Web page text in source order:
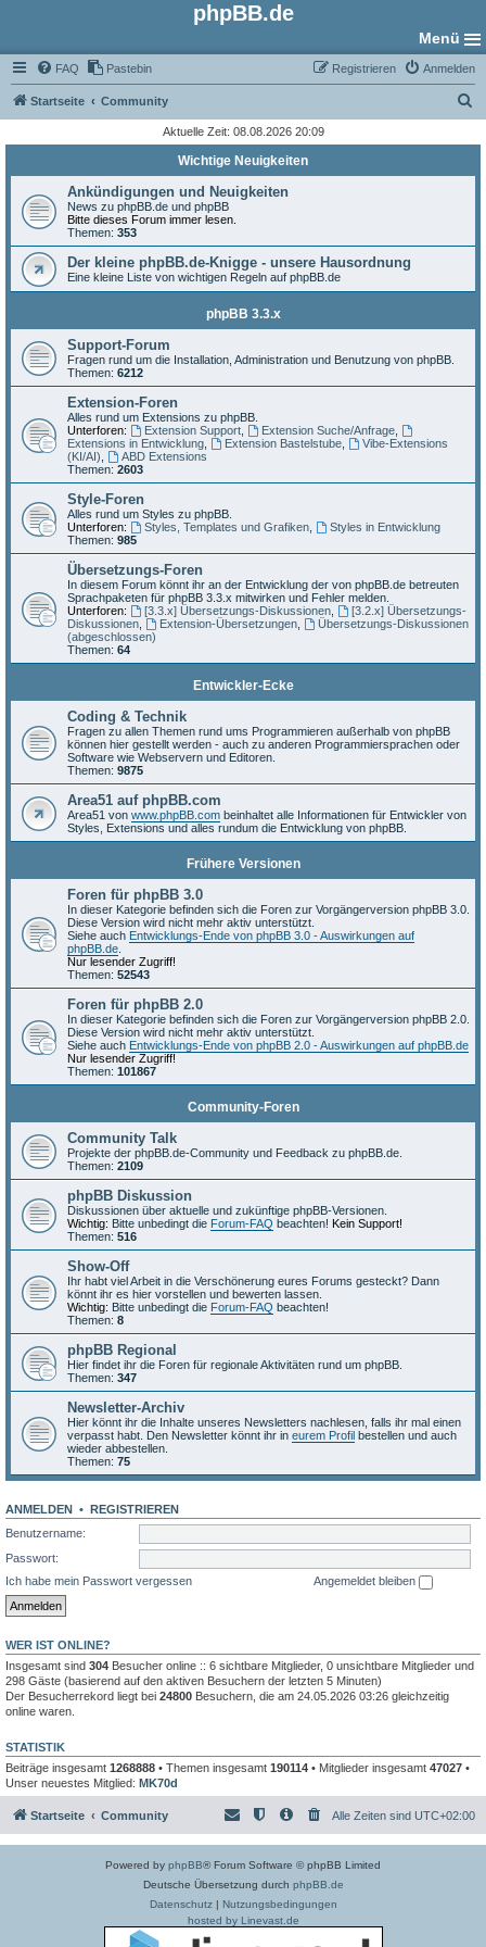
phpBB.de
Menü
FAQ Pastebin Anmelden
Registrieren
Startseite Community
h
Aktuelle Zeit: 08.08.2026 20:09
Wichtige Neuigkeiten
Ankündigungen und Neuigkeiten
News zu phpBB.de und phpBB
Bitte dieses Forum immer lesen.
Themen: 353
Der kleine phpBB.de-Knigge - unsere Hausordnung
Eine kleine Liste von wichtigen Regeln auf phpBB.de
phpBB 3.3.x
Support-Forum
Fragen rund um die Installation, Administration und Benutzung von phpBB.
Themen: 6212
Extension-Foren
Alles rund um Extensions zu phpBB.
Unterforen:
Extension Support, Extension Suche/Anfrage,
Extensions in Entwicklung
Extension Bastelstube,
Vibe-Extensions
(KI/AI)
ABD Extensions
Themen: 2603
Style-Foren
Alles rund um Styles zu phpBB.
Unterforen:
Styles, Templates und Grafiken,
Styles in Entwicklung
Themen: 985
Übersetzungs-Foren
In diesem Forum könnt ihr an der Entwicklung der von phpBB.de betreuten
Sprachpaketen für phpBB 3.3.x mitwirken und Fehler melden.
Unterforen:
[3.3.x] Übersetzungs-Diskussionen,
[3.2.x] Übersetzungs-
Diskussionen
Extension-Übersetzungen,
Übersetzungs-Diskussionen
(abgeschlossen)
Themen: 64
Entwickler-Ecke
Coding & Technik
Fragen zu allen Themen rund ums Programmieren außerhalb von phpBB
können hier gestellt werden - auch zu anderen Programmiersprachen oder
Software wie Webservern und Editoren.
Themen: 9875
Area51 auf phpBB.com
Area51 von www.phpBB.com beinhaltet alle Informationen für Entwickler von
Styles, Extensions und alles rundum die Entwicklung von phpBB.
Frühere Versionen
Foren für phpBB 3.0
In dieser Kategorie befinden sich die Foren zur Vorgängerversion phpBB 3.0.
Diese Version wird nicht mehr aktiv unterstützt.
Siehe auch Entwicklungs-Ende von phpBB 3.0 - Auswirkungen auf
phpBB.de
Nur lesender Zugriff!
Themen: 52543
Foren für phpBB 2.0
In dieser Kategorie befinden sich die Foren zur Vorgängerversion phpBB 2.0.
Diese Version wird nicht mehr aktiv unterstützt.
Siehe auch Entwicklungs-Ende von phpBB 2.0 - Auswirkungen auf phpBB.de
Nur lesender Zugriff!
Themen: 101867
Community-Foren
Community Talk
Projekte der phpBB.de-Community und Feedback zu phpBB.de.
Themen: 2109
phpBB Diskussion
Diskussionen über aktuelle und zukünftige phpBB-Versionen.
Wichtig: Bitte unbedingt die Forum-FAQ beachten! Kein Support!
Themen: 516
Show-Off
Ihr habt viel Arbeit in die Verschönerung eures Forums gesteckt? Dann
könnt ihr es hier vorstellen und bewerten lassen.
Wichtig: Bitte unbedingt die Forum-FAQ beachten!
Themen: 8
phpBB Regional
Hier findet ihr die Foren für regionale Aktivitäten rund um phpBB.
Themen: 347
Newsletter-Archiv
Hier könnt ihr die Inhalte unseres Newsletters nachlesen, falls ihr mal einen
verpasst habt. Den Newsletter könnt ihr in eurem Profil bestellen und auch
wieder abbestellen.
Themen: 75
ANMELDEN • REGISTRIEREN
Benutzername:
Passwort:
Ich habe mein Passwort vergessen
Angemeldet bleiben
WER IST ONLINE?
Insgesamt sind 304 Besucher online :: 6 sichtbare Mitglieder, 0 unsichtbare Mitglieder und
298 Gäste (basierend auf den aktiven Besuchern der letzten 5 Minuten)
Der Besucherrekord liegt bei 24800 Besuchern, die am 24.05.2026 03:26 gleichzeitig
online waren.
STATISTIK
Beiträge insgesamt 1268888 • Themen insgesamt 190114 • Mitglieder insgesamt 47027 •
Unser neuestes Mitglied: MK70d
Startseite Community Alle Zeiten sind UTC+02:00
Powered by phpBB® Forum Software © phpBB Limited
Deutsche Übersetzung durch phpBB.de
Datenschutz| Nutzungsbedingungen
hosted by Linevast.de